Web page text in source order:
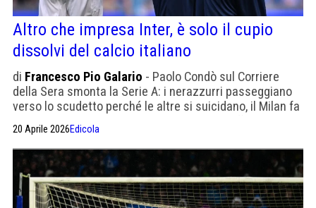
Altro che impresa Inter, è solo il cupio
dissolvi del calcio italiano
di Francesco Pio Galario - Paolo Condò sul Corriere
della Sera smonta la Serie A: i nerazzurri passeggiano
verso lo scudetto perché le altre si suicidano, il Milan fa
passato aspettando Godot-Conte.
20 Aprile 2026Edicola